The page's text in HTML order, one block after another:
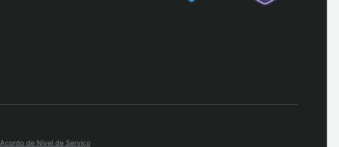
Acordo de Nível de Serviço